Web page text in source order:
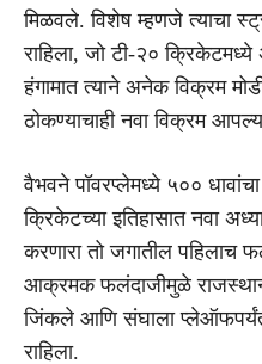
मिळवले. विशेष म्हणजे त्याचा
राहिला, जो टी-२० क्रिकेटमध्ये
हंगामात त्याने अनेक विक्रम
ठोकण्याचाही नवा विक्रम
वैभवने पॉवरप्लेमध्ये ५००
क्रिकेटच्या इतिहासात नवा
करणारा तो जगातील पहिलाच
आक्रमक फलंदाजीमुळे
जिंकले आणि संघाला प्लेऑफपर्यंत
राहिला.